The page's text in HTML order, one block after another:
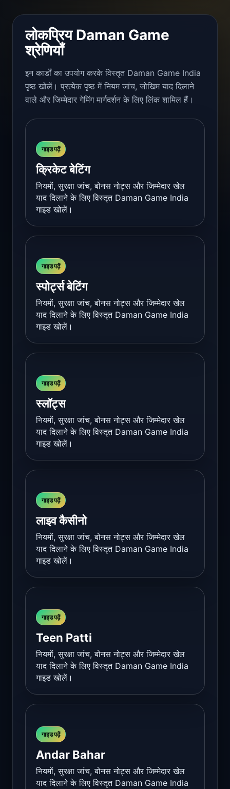
लोकप्रिय Daman Game
श्रेणियाँ
इन कार्डों का उपयोग करके विस्तृत Daman Game India
पृष्ठ खोलें। प्रत्येक पृष्ठ में नियम जांच, जोखिम याद दिलाने
वाले और जिम्मेदार गेमिंग मार्गदर्शन के लिए लिंक शामिल हैं।
गाइड पढ़ें
क्रिकेट बेटिंग
नियमों, सुरक्षा जांच, बोनस नोट्स और जिम्मेदार खेल
याद दिलाने के लिए विस्तृत Daman Game India
गाइड खोलें।
गाइड पढ़ें
स्पोर्ट्स बेटिंग
नियमों, सुरक्षा जांच, बोनस नोट्स और जिम्मेदार खेल
याद दिलाने के लिए विस्तृत Daman Game India
गाइड खोलें।
गाइड पढ़ें
स्लॉट्स
नियमों, सुरक्षा जांच, बोनस नोट्स और जिम्मेदार खेल
याद दिलाने के लिए विस्तृत Daman Game India
गाइड खोलें।
गाइड पढ़ें
लाइव कैसीनो
नियमों, सुरक्षा जांच, बोनस नोट्स और जिम्मेदार खेल
याद दिलाने के लिए विस्तृत Daman Game India
गाइड खोलें।
गाइड पढ़ें
Teen Patti
नियमों, सुरक्षा जांच, बोनस नोट्स और जिम्मेदार खेल
याद दिलाने के लिए विस्तृत Daman Game India
गाइड खोलें।
गाइड पढ़ें
Andar Bahar
नियमों, सुरक्षा जांच, बोनस नोट्स और जिम्मेदार खेल
याद दिलाने के लिए विस्तृत Daman Game India